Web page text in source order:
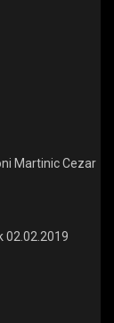
Martinic Cezar
02.02.2019